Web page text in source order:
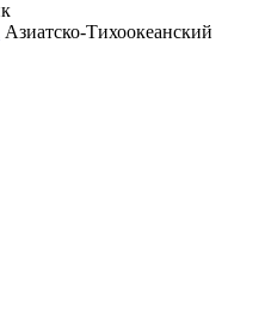
Азиатско-Тихоокеанский